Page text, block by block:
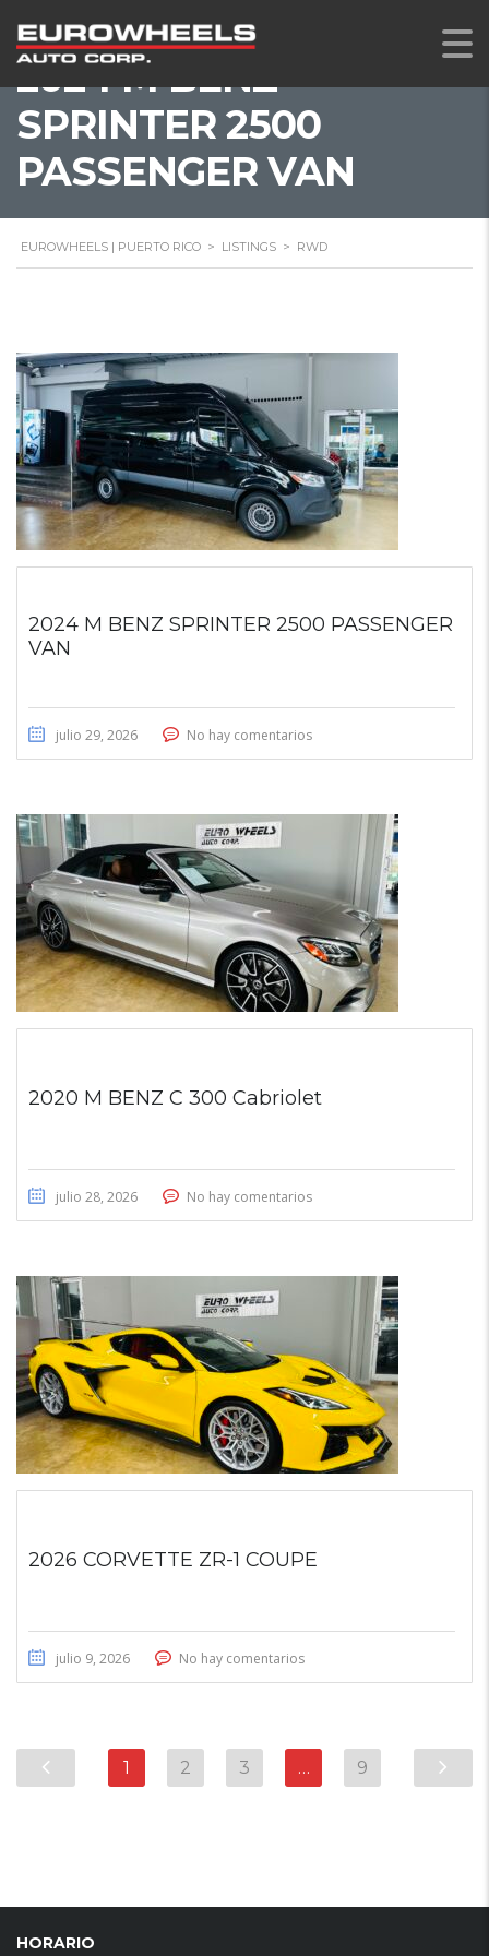
2024 M BENZ
SPRINTER 2500
PASSENGER VAN
EUROWHEELS | PUERTO RICO > LISTINGS > RWD
2024 M BENZ SPRINTER 2500 PASSENGER
VAN
julio 29, 2026 No hay comentarios
2020 M BENZ C 300 Cabriolet
julio 28, 2026 No hay comentarios
2026 CORVETTE ZR-1 COUPE
julio 9, 2026 No hay comentarios
1 2 3 … 9
HORARIO